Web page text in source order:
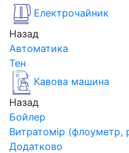
Електрочайник
Назад
Автоматика
Тен
Кавова машина
Назад
Бойлер
Витратомір (флоуметр,
Додатково